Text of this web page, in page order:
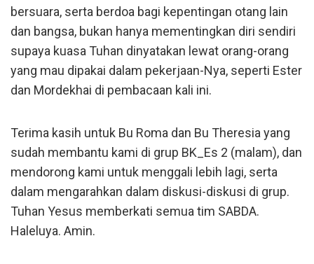
bersuara, serta berdoa bagi kepentingan otang lain
dan bangsa, bukan hanya mementingkan diri sendiri
supaya kuasa Tuhan dinyatakan lewat orang-orang
yang mau dipakai dalam pekerjaan-Nya, seperti Ester
dan Mordekhai di pembacaan kali ini.
Terima kasih untuk Bu Roma dan Bu Theresia yang
sudah membantu kami di grup BK_Es 2 (malam), dan
mendorong kami untuk menggali lebih lagi, serta
dalam mengarahkan dalam diskusi-diskusi di grup.
Tuhan Yesus memberkati semua tim SABDA.
Haleluya. Amin.